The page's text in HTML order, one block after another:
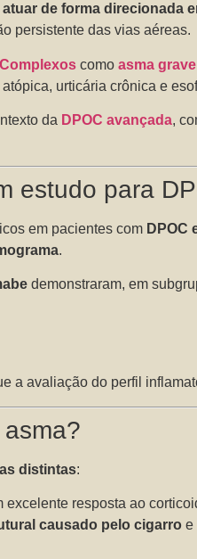
atuar de forma direcionada
persistente das vias aéreas.
comoasma grave
urticária crônica e
da DPOC avançada,
estudo para
em pacientes com DPOC
.
demonstraram, em
a avaliação do perfil
distintas:
resposta ao
causado pelo cigarro e